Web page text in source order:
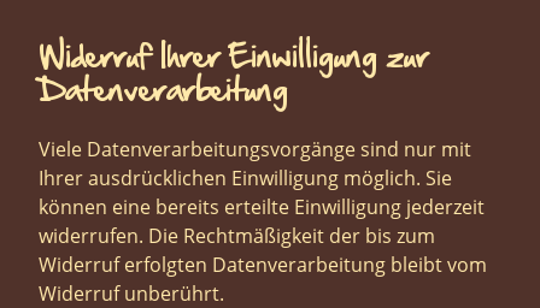
Widerruf Ihrer Einwilligung zur
Datenverarbeitung
Viele Datenverarbeitungsvorgänge sind nur mit
Ihrer ausdrücklichen Einwilligung möglich. Sie
können eine bereits erteilte Einwilligung jederzeit
widerrufen. Die Rechtmäßigkeit der bis zum
Widerruf erfolgten Datenverarbeitung bleibt vom
Widerruf unberührt.